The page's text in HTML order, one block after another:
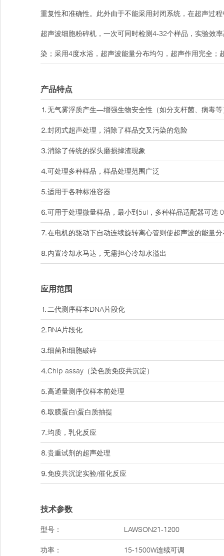
重复性和准确性。此外由于不能采用封闭系统，在超声过
超声波细胞粉碎机，一次可同时检测4-32个样品，实验效
染；采用4度水浴，超声波能量分布均匀，超声作用完全
产品特点
⒈无气雾浮质产生—增强生物安全性（如分支杆菌、病毒等
⒉封闭式超声处理，消除了样品交叉污染的危险
⒊消除了传统的探头磨损掉渣现象
⒋可处理多种样品，样品处理范围广泛
⒌适用于各种标准容器
⒍可用于处理微量样品，最小到5ul，多种样品适配器可选
⒎在电机的驱动下自动连续旋转离心管则使超声波的能量
⒏内置冷却水马达，无需担心冷却水溢出
应用范围
⒈二代测序样本DNA片段化
⒉RNA片段化
⒊细菌和细胞破碎
⒋ChIp assay（染色质免疫共沉淀）
⒌高通量测序仪样本前处理
⒍取膜蛋白\蛋白质抽提
⒎均质，乳化反应
⒏贵重试剂的超声处理
⒐免疫共沉淀实验/催化反应
技术参数
型号： LAWSON21-1200
功率： 15-1500W连续可调